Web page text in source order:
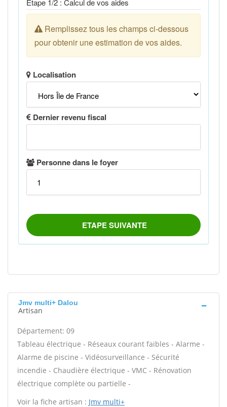
Jmv multi+ Dalou
Artisan
Département: 09
Tableau électrique - Réseaux courant faibles - Alarme -
Alarme de piscine - Vidéosurveillance - Sécurité
incendie - Chaudière électrique - VMC - Rénovation
électrique complète ou partielle -
Voir la fiche artisan : Jmv multi+